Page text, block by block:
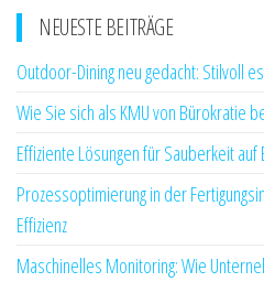
NEUESTE BEITRÄGE
Outdoor-Dining neu gedacht: Stilvoll
Wie Sie sich als KMU von Bürokratie
Effiziente Lösungen für Sauberkeit auf
Prozessoptimierung in der
Effizienz
Maschinelles Monitoring: Wie